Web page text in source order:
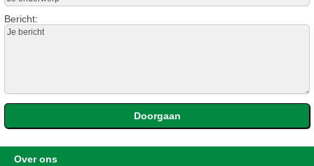
Bericht:
Over ons